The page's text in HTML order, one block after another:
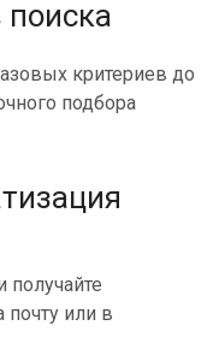
поиска
критериев до
подбора
получайте
или в